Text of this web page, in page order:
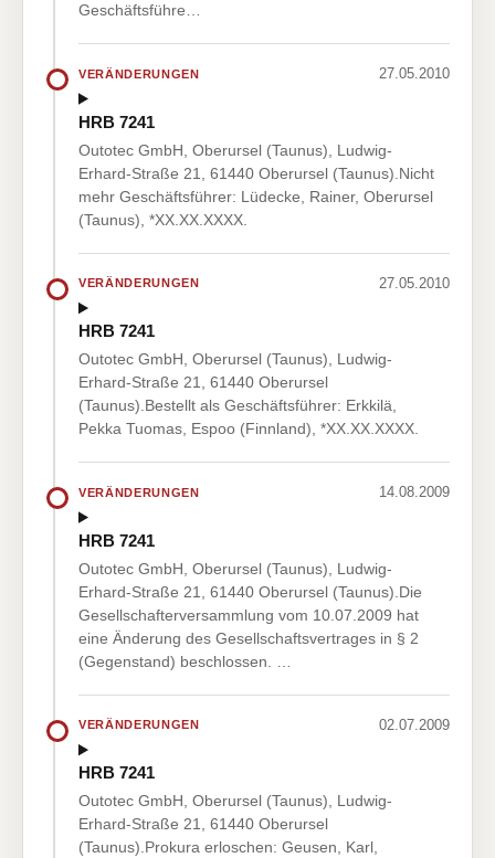
Geschäftsführe…
VERÄNDERUNGEN 27.05.2010
HRB 7241
Outotec GmbH, Oberursel (Taunus), Ludwig-
Erhard-Straße 21, 61440 Oberursel (Taunus).Nicht
mehr Geschäftsführer: Lüdecke, Rainer, Oberursel
(Taunus), *XX.XX.XXXX.
VERÄNDERUNGEN 27.05.2010
HRB 7241
Outotec GmbH, Oberursel (Taunus), Ludwig-
Erhard-Straße 21, 61440 Oberursel
(Taunus).Bestellt als Geschäftsführer: Erkkilä,
Pekka Tuomas, Espoo (Finnland), *XX.XX.XXXX.
VERÄNDERUNGEN 14.08.2009
HRB 7241
Outotec GmbH, Oberursel (Taunus), Ludwig-
Erhard-Straße 21, 61440 Oberursel (Taunus).Die
Gesellschafterversammlung vom 10.07.2009 hat
eine Änderung des Gesellschaftsvertrages in § 2
(Gegenstand) beschlossen. …
VERÄNDERUNGEN 02.07.2009
HRB 7241
Outotec GmbH, Oberursel (Taunus), Ludwig-
Erhard-Straße 21, 61440 Oberursel
(Taunus).Prokura erloschen: Geusen, Karl,